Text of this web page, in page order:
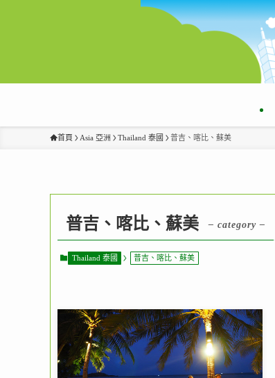
首頁 Asia 亞洲 Thailand 泰國 普吉、喀比、蘇美
普吉、喀比、蘇美 – category –
Thailand 泰國 普吉、喀比、蘇美